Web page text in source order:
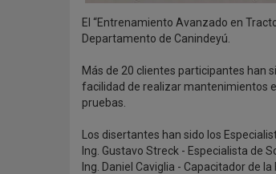
El “Entrenamiento Avanzado en
Departamento de Canindeyú.
Más de 20 clientes participantes han
facilidad de realizar mantenimientos
pruebas.
Los disertantes han sido los
Ing. Gustavo Streck - Especialista de
Ing. Daniel Caviglia - Capacitador de la